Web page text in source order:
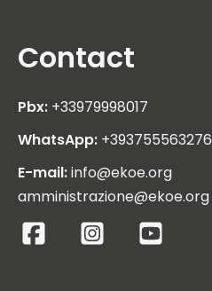
Contact
Pbx: +33979998017
WhatsApp: +393755563276
E-mail:info@ekoe.org
amministrazione@ekoe.org